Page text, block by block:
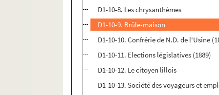
D1-10-8. Les chrysanthèmes
D1-10-9. Brûle-maison
D1-10-10. Confrérie de N.D. de l'Usine
D1-10-11. Elections législatives (1889)
D1-10-12. Le citoyen lillois
D1-10-13. Société des voyageurs et